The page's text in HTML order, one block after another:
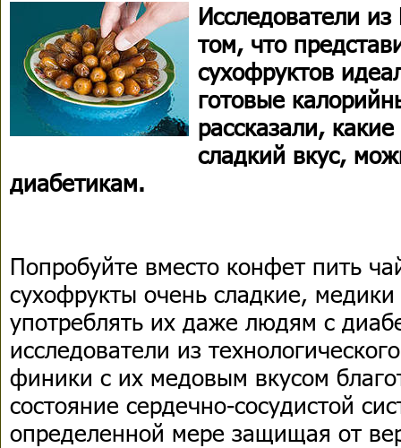
Исследователи
том, что
сухофруктов
готовые
рассказали,
сладкий вкус,
диабетикам.
Попробуйте вместо конфет пить
сухофрукты очень сладкие,
употреблять их даже людям с
исследователи из
финики с их медовым вкусом
состояние сердечно-сосудистой
определенной мере защищая от